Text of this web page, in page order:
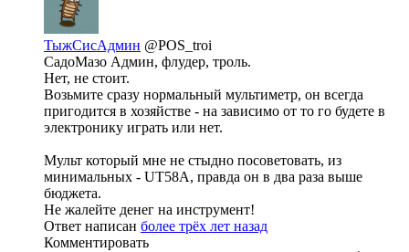
ТыжСисАдмин @POS_troi
СадоМазо Админ, флудер, троль.
Нет, не стоит.
Возьмите сразу нормальный мультиметр, он всегда
пригодится в хозяйстве - на зависимо от то го будете в
электронику играть или нет.
Мульт который мне не стыдно посоветовать, из
минимальных - UT58A, правда он в два раза выше
бюджета.
Не жалейте денег на инструмент!
Ответ написан более трёх лет назад
Комментировать